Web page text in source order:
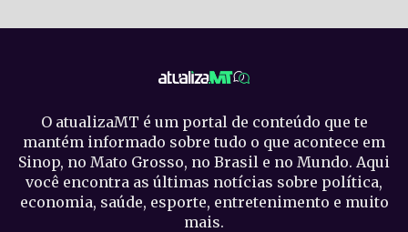
O atualizaMT é um portal de conteúdo que te
mantém informado sobre tudo o que acontece em
Sinop, no Mato Grosso, no Brasil e no Mundo. Aqui
você encontra as últimas notícias sobre política,
economia, saúde, esporte, entretenimento e muito
mais.